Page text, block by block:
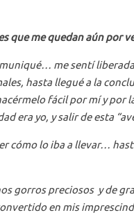
que me quedan aún por
me sentí
hasta llegué a la
fácil por mí y por
era yo, y salir de esta
cómo lo iba a llevar…
gorros preciosos y de
en mis